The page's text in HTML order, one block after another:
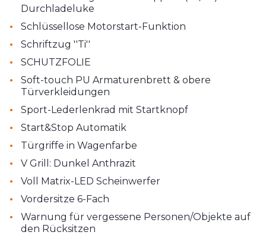
Durchladeluke
• Schlüssellose Motorstart-Funktion
• Schriftzug ''Ti''
• SCHUTZFOLIE
•
Soft-touch PU Armaturenbrett & obere
Türverkleidungen
• Sport-Lederlenkrad mit Startknopf
• Start&Stop Automatik
• Türgriffe in Wagenfarbe
• V Grill: Dunkel Anthrazit
• Voll Matrix-LED Scheinwerfer
• Vordersitze 6-Fach
•
Warnung für vergessene Personen/Objekte auf
den Rücksitzen